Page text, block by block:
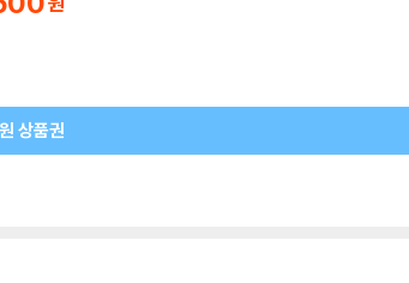
상품권